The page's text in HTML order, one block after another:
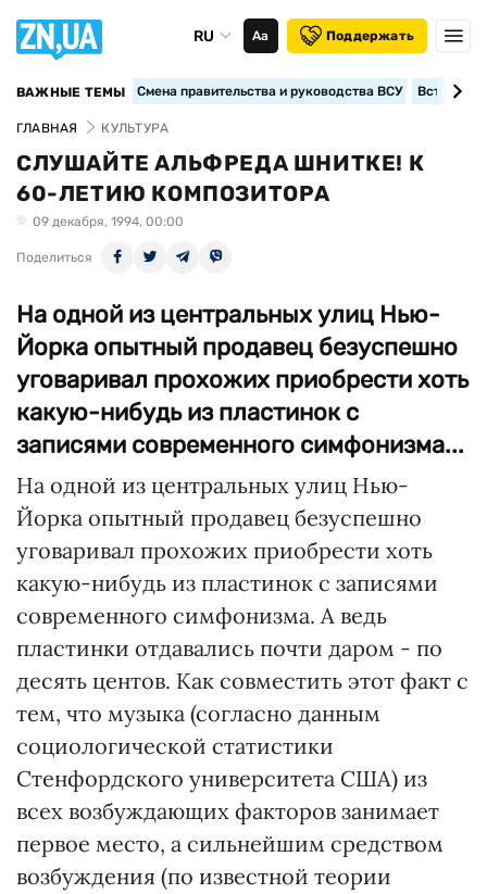
RU Аа Поддержать
ВАЖНЫЕ ТЕМЫ Смена правительства и руководства ВСУ
ГЛАВНАЯ КУЛЬТУРА
СЛУШАЙТЕ АЛЬФРЕДА ШНИТКЕ! К
60-ЛЕТИЮ КОМПОЗИТОРА
09 декабря, 1994, 00:00
Поделиться
На одной из центральных улиц Нью-
Йорка опытный продавец безуспешно
уговаривал прохожих приобрести хоть
какую-нибудь из пластинок с
записями современного симфонизма...
На одной из центральных улиц Нью-
Йорка опытный продавец безуспешно
уговаривал прохожих приобрести хоть
какую-нибудь из пластинок с записями
современного симфонизма. А ведь
пластинки отдавались почти даром - по
десять центов. Как совместить этот факт с
тем, что музыка (согласно данным
социологической статистики
Стенфордского университета США) из
всех возбуждающих факторов занимает
первое место, а сильнейшим средством
возбуждения (по известной теории